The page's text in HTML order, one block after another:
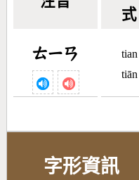
式
ㄊㄧㄢ
tian
tiān
字形資訊